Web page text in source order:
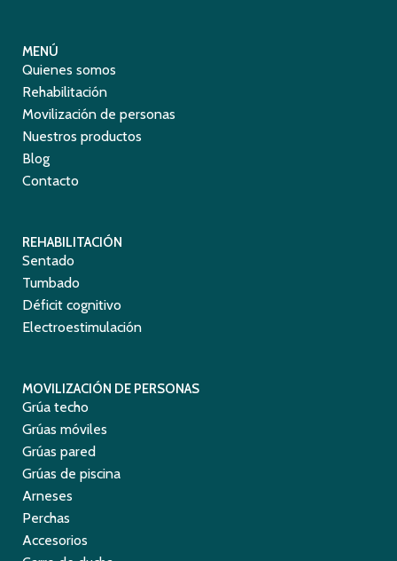
MENÚ
Quienes somos
Rehabilitación
Movilización de personas
Nuestros productos
Blog
Contacto
REHABILITACIÓN
Sentado
Tumbado
Déficit cognitivo
Electroestimulación
MOVILIZACIÓN DE PERSONAS
Grúa techo
Grúas móviles
Grúas pared
Grúas de piscina
Arneses
Perchas
Accesorios